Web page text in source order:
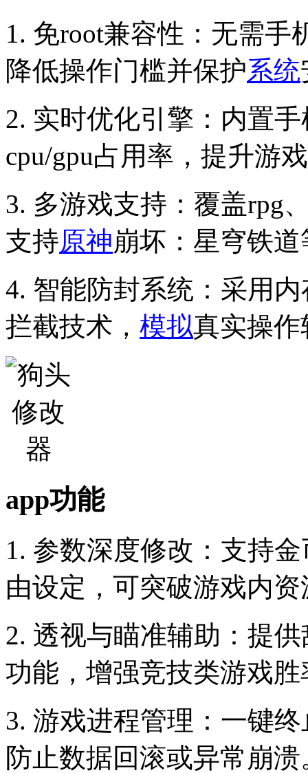
1. 免root兼容性：无需手
降低操作门槛并保护系统
2. 实时优化引擎：内置
cpu/gpu占用率，提升游
3. 多游戏支持：覆盖rpg
支持原神崩坏：星穹铁
4. 智能防封系统：采用
拦截技术， 模拟真实操
app功能
1. 参数深度修改：支持
由设定，可突破游戏内
2. 透视与瞄准辅助：提
功能，增强竞技类游戏胜
3. 游戏进程管理：一键
防止数据回滚或异常崩溃